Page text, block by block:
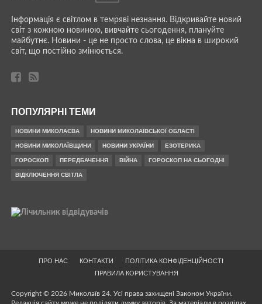
Інформація є світлом в темряві незнання. Відкривайте новий
світ з кожною новиною, вивчайте сьогодення, плануйте
майбутнє. Новини - це не просто слова, це вікна в широкий
світ, що постійно змінюється.
ПОПУЛЯРНІ ТЕМИ
НОВИНИ МИКОЛАЄВА НОВИНИ МИКОЛАЇВСЬКОЇ ОБЛАСТІ
НОВИНИ МИКОЛАЇВЩИНИ НОВИНИ УКРАЇНИ ЕЗОТЕРИКА
ГОРОСКОП ПЕРЕДБАЧЕННЯ ВІЙНА ГОРОСКОП НА СЬОГОДНІ
ВІДКЛЮЧЕННЯ СВІТЛА
ПРО НАС КОНТАКТИ
ПОЛІТИКА КОНФІДЕНЦІЙНОСТІ
ПРАВИЛА КОРИСТУВАННЯ
Copyright © 2026 Миколаїв 24. Усі права захищені Законом України.